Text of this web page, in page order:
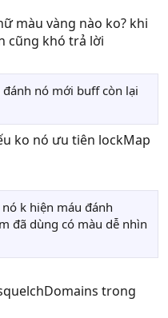
màu vàng nào ko? khi
cũng khó trả lời
nó mới buff còn lại
ko nó ưu tiên lockMap
k hiện máu đánh
đã dùng có màu dễ nhìn
trong